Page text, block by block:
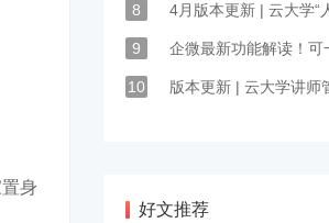
身
8 4月版本更新 | 云大学“人脸抓拍”神器上线，替考
9 企微最新功能解读！可一键发送微信客服名片
10 版本更新 | 云大学讲师管理升级：适岗培训，构建
好文推荐